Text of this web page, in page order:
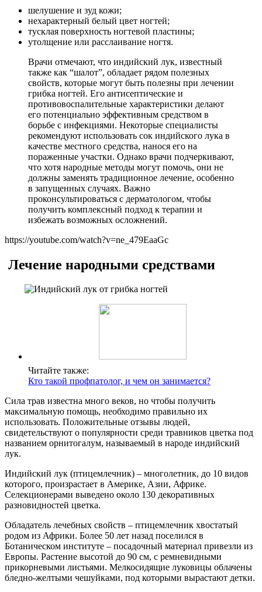
шелушение и зуд кожи;
нехарактерный белый цвет ногтей;
тусклая поверхность ногтевой пластины;
утолщение или расслаивание ногтя.
Врачи отмечают, что индийский лук, известный
также как “шалот”, обладает рядом полезных
свойств, которые могут быть полезны при лечении
грибка ногтей. Его антисептические и
противовоспалительные характеристики делают
его потенциально эффективным средством в
борьбе с инфекциями. Некоторые специалисты
рекомендуют использовать сок индийского лука в
качестве местного средства, нанося его на
пораженные участки. Однако врачи подчеркивают,
что хотя народные методы могут помочь, они не
должны заменять традиционное лечение, особенно
в запущенных случаях. Важно
проконсультироваться с дерматологом, чтобы
получить комплексный подход к терапии и
избежать возможных осложнений.
https://youtube.com/watch?v=ne_479EaaGc
Лечение народными средствами
Читайте также:
Кто такой профпатолог, и чем он занимается?
Сила трав известна много веков, но чтобы получить
максимальную помощь, необходимо правильно их
использовать. Положительные отзывы людей,
свидетельствуют о популярности среди травников цветка под
названием орнитогалум, называемый в народе индийский
лук.
Индийский лук (птицемлечник) – многолетник, до 10 видов
которого, произрастает в Америке, Азии, Африке.
Селекционерами выведено около 130 декоративных
разновидностей цветка.
Обладатель лечебных свойств – птицемлечник хвостатый
родом из Африки. Более 50 лет назад поселился в
Ботаническом институте – посадочный материал привезли из
Европы. Растение высотой до 90 см, с ремневидными
прикорневыми листьями. Мелкосидящие луковицы облачены
бледно-желтыми чешуйками, под которыми вырастают детки.